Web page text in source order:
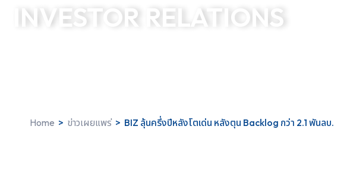
INVESTOR RELATIONS
Home > ข่าวเผยแพร่ > BIZ ลุ้นครึ่งปีหลังโตเด่น หลังตุน Backlog กว่า 2.1 พันลบ.